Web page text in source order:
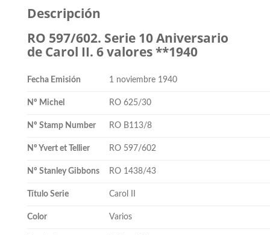
Descripción
RO 597/602. Serie 10 Aniversario
de Carol II. 6 valores **1940
Fecha Emisión 1 noviembre 1940
Nº Michel RO 625/30
Nº Stamp Number RO B113/8
Nº Yvert et Tellier RO 597/602
Nº Stanley Gibbons RO 1438/43
Título Serie Carol II
Color Varios